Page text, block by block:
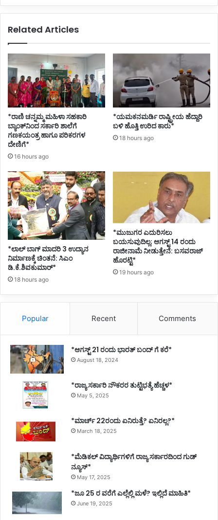
Related Articles
*ರಾಣಿ ಚನ್ನಮ್ಮ ಮಹಿಳಾ ಸಹಕಾರಿ
ಬ್ಯಾಂಕ್‌ನಿಂದ ಸರ್ಕಾರಿ ಶಾಲೆಗೆ
ಗಣಕಯಂತ್ರ ಹಾಗೂ ಪರಿಕರಗಳ
ದೇಣಿಗೆ*
16 hours ago
*ಯಮಕನಮರ್ಡಿ ರಾಷ್ಟ್ರೀಯ ಹೆದ್ದಾರಿ
ಬಳಿ ಹೊತ್ತಿ ಉರಿದ ಕಾರು*
18 hours ago
*ಲಾಲ್ ಬಾಗ್ ಮಾದರಿ 3 ಉದ್ಯಾನ
ನಿರ್ಮಾಣಕ್ಕೆ ಚಿಂತನೆ: ಸಿಎಂ
ಡಿ.ಕೆ.ಶಿವಕುಮಾರ್*
18 hours ago
*ಮುಜುಗರ ಎದುರಿಸಲು
ಬಯಸುವುದಿಲ್ಲ; ಆಗಸ್ಟ್ 14 ರಂದು
ರಾಜೀನಾಮೆ ನೀಡುತ್ತೇನೆ: ಬಸವರಾಜ್
ಹೊರಟ್ಟಿ*
19 hours ago
Popular Recent Comments
*ಆಗಸ್ಟ್ 21 ರಂದು ಭಾರತ್‌ ಬಂದ್‌ ಗೆ ಕರೆ*
August 18, 2024
*ರಾಜ್ಯ ಸರ್ಕಾರಿ ನೌಕರರ ತುಟ್ಟಿಭತ್ಯೆ ಹೆಚ್ಚಳ*
May 5, 2025
*ಮಾರ್ಚ್ 22ರಂದು ಏನಿರುತ್ತೆ? ಏನಿರಲ್ಲ?*
March 18, 2025
*ಮೆಡಿಕಲ್ ವಿದ್ಯಾರ್ಥಿಗಳಿಗೆ ರಾಜ್ಯ ಸರ್ಕಾರದಿಂದ ಗುಡ್
ನ್ಯೂಸ್*
May 17, 2025
*ಜೂ 25 ರ ವರೆಗೆ ಎಲ್ಲೆಲ್ಲಿ ಮಳೆ? ಇಲ್ಲಿದೆ ಮಾಹಿತಿ*
June 19, 2025